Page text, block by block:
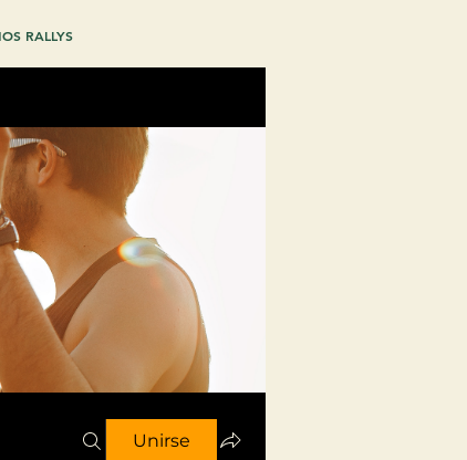
RALLYS
Unirse